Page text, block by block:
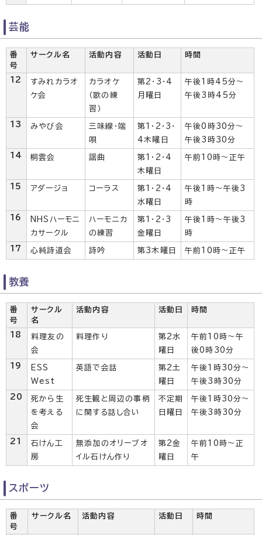
芸能
番
号
サークル名 活動内容 活動日 時間
12
すみれカラオ
ケ会
カラオケ
（歌の練
習）
第2・3・4
月曜日
午後1時45分～
午後3時45分
13 みやび会
三味線・端
唄
第1・2・3・
4木曜日
午後0時30分～
午後3時30分
14 桐雲会 謡曲
第1・2・4
木曜日
午前10時～正午
15 アダージョ コーラス
第1・2・4
水曜日
午後1時～午後3
時
16
NHSハーモニ
カサークル
ハーモニカ
の練習
第1・2・3
金曜日
午後1時～午後3
時
17 心純詩道会 詩吟 第3木曜日 午前10時～正午
教養
番
号
サークル
名
活動内容 活動日 時間
18
料理友の
会
料理作り
第2水
曜日
午前10時～午
後0時30分
19
ESS
West
英語で会話
第2土
曜日
午後1時30分～
午後3時30分
20
死から生
を考える
会
死生観と周辺の事柄
に関する話し合い
不定期
日曜日
午後1時30分～
午後3時30分
21
石けん工
房
無添加のオリーブオ
イル石けん作り
第2金
曜日
午前10時～正
午
スポーツ
番
号
サークル名 活動内容 活動日 時間